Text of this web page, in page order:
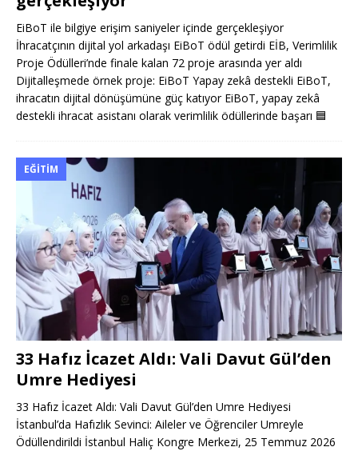
EiBoT ile bilgiye erişim saniyeler içinde gerçekleşiyor
İhracatçının dijital yol arkadaşı EiBoT ödül getirdi EİB, Verimlilik
Proje Ödülleri’nde finale kalan 72 proje arasında yer aldı
Dijitalleşmede örnek proje: EiBoT Yapay zekâ destekli EiBoT,
ihracatın dijital dönüşümüne güç katıyor EiBoT, yapay zekâ
destekli ihracat asistanı olarak verimlilik ödüllerinde başarı 🟦
EĞITIM
33 Hafız İcazet Aldı: Vali Davut Gül’den
Umre Hediyesi
33 Hafız İcazet Aldı: Vali Davut Gül’den Umre Hediyesi
İstanbul’da Hafızlık Sevinci: Aileler ve Öğrenciler Umreyle
Ödüllendirildi İstanbul Haliç Kongre Merkezi, 25 Temmuz 2026